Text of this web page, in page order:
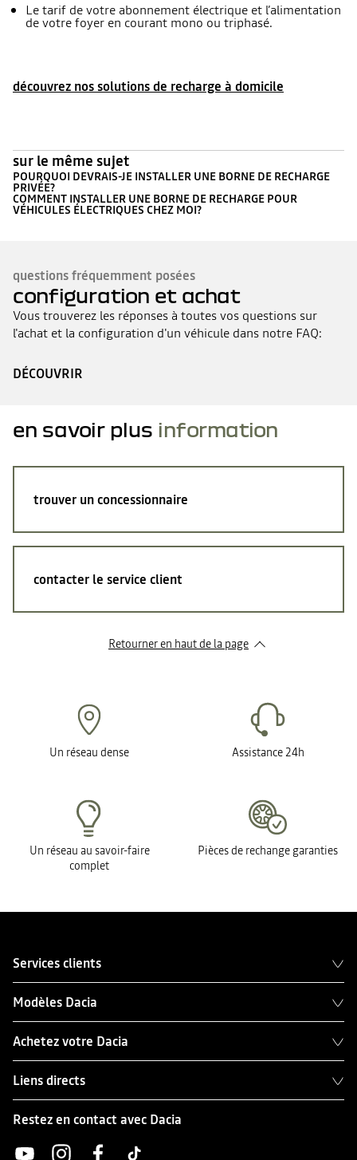
Le tarif de votre abonnement électrique et l’alimentation
de votre foyer en courant mono ou triphasé.
découvrez nos solutions de recharge à domicile
sur le même sujet
POURQUOI DEVRAIS-JE INSTALLER UNE BORNE DE RECHARGE
PRIVÉE?
COMMENT INSTALLER UNE BORNE DE RECHARGE POUR
VÉHICULES ÉLECTRIQUES CHEZ MOI?
questions fréquemment posées
configuration et achat
Vous trouverez les réponses à toutes vos questions sur
l'achat et la configuration d'un véhicule dans notre FAQ:
DÉCOUVRIR
en savoir plus information
trouver un concessionnaire
contacter le service client
Retourner en haut de la page
Un réseau dense Assistance 24h
Un réseau au savoir-faire
complet
Pièces de rechange garanties
Services clients
Modèles Dacia
Achetez votre Dacia
Liens directs
Restez en contact avec Dacia